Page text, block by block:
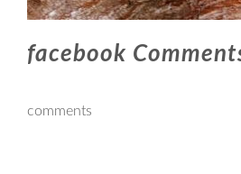
facebook
comments